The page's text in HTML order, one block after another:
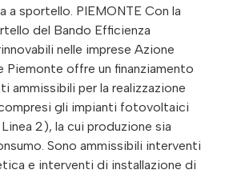
a sportello. PIEMONTE Con la
del Bando Efficienza
nelle imprese Azione
Piemonte offre un finanziamento
ammissibili per la realizzazione
gli impianti fotovoltaici
2), la cui produzione sia
Sono ammissibili interventi
e interventi di installazione di